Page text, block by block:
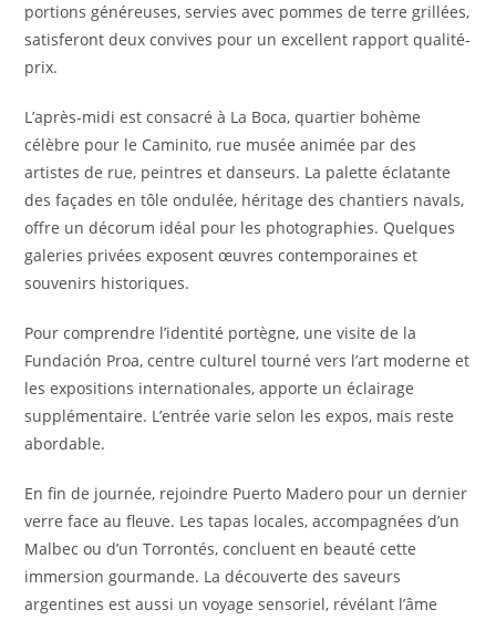
portions généreuses, servies avec pommes de terre grillées,
satisferont deux convives pour un excellent rapport qualité-
prix.
L’après-midi est consacré à La Boca, quartier bohème
célèbre pour le Caminito, rue musée animée par des
artistes de rue, peintres et danseurs. La palette éclatante
des façades en tôle ondulée, héritage des chantiers navals,
offre un décorum idéal pour les photographies. Quelques
galeries privées exposent œuvres contemporaines et
souvenirs historiques.
Pour comprendre l’identité portègne, une visite de la
Fundación Proa, centre culturel tourné vers l’art moderne et
les expositions internationales, apporte un éclairage
supplémentaire. L’entrée varie selon les expos, mais reste
abordable.
En fin de journée, rejoindre Puerto Madero pour un dernier
verre face au fleuve. Les tapas locales, accompagnées d’un
Malbec ou d’un Torrontés, concluent en beauté cette
immersion gourmande. La découverte des saveurs
argentines est aussi un voyage sensoriel, révélant l’âme